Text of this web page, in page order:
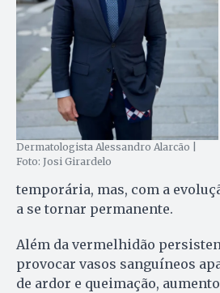
Dermatologista Alessandro Alarcão |
Foto: Josi Girardelo
temporária, mas, com a
a se tornar permanente.
Além da vermelhidão
provocar vasos sanguíneos
de ardor e queimação,